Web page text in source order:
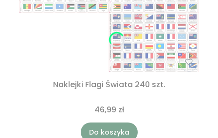
Naklejki Flagi Świata 240 szt.
46,99 zł
Do koszyka